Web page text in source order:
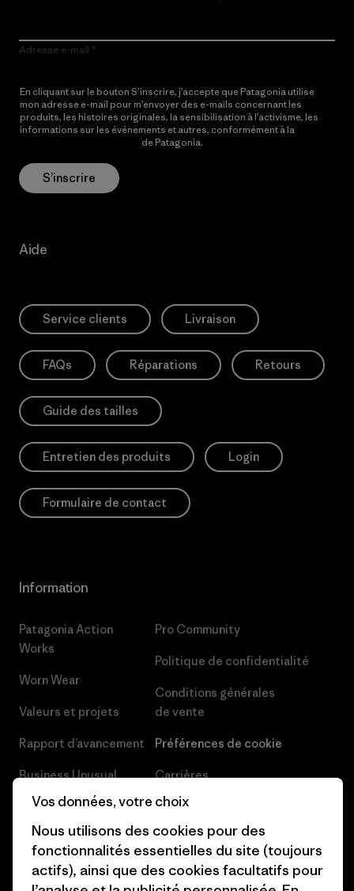
Adresse e-mail
En cliquant sur le bouton S’inscrire, j’accepte que Patagonia utilise
mon adresse e-mail pour m’envoyer des e-mails concernant les
produits, les histoires originales, la sensibilisation à l’activisme, les
informations sur les événements et autres, conformément à la
de Patagonia.
S’inscrire
Aide
Service clients Livraison
FAQs Réparations Retours
Guide des tailles
Entretien des produits Login
Formulaire de contact
Information
Patagonia Action
Works
Worn Wear
Valeurs et projets
Rapport d’avancement
Business Unusual
Objectifs climatiques
1% For The Planet
Comment nous
Pro Community
Politique de confidentialité
Conditions générales
de vente
Préférences de cookie
Carrières
Presse et media
Industry program
Programme d’affiliation
Vos données, votre choix
Nous utilisons des cookies pour des
fonctionnalités essentielles du site (toujours
actifs), ainsi que des cookies facultatifs pour